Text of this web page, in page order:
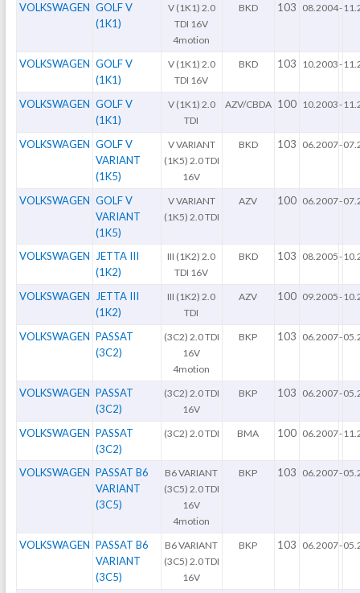
VOLKSWAGEN GOLF V
(1K1)
V (1K1) 2.0
TDI 16V
4motion
BKD 103 08.2004-
VOLKSWAGEN GOLF V
(1K1)
V (1K1) 2.0
TDI 16V
BKD 103 10.2003-
VOLKSWAGEN GOLF V
(1K1)
V (1K1) 2.0
TDI
AZV/CBDA 100 10.2003-
VOLKSWAGEN GOLF V
VARIANT
(1K5)
V VARIANT
(1K5) 2.0 TDI
16V
BKD 103 06.2007-
VOLKSWAGEN GOLF V
VARIANT
(1K5)
V VARIANT
(1K5) 2.0 TDI
AZV 100 06.2007-
VOLKSWAGEN
JETTA III
(1K2)
III (1K2) 2.0
TDI 16V
BKD 103 08.2005-
VOLKSWAGEN
JETTA III
(1K2)
III (1K2) 2.0
TDI
AZV 100 09.2005-
VOLKSWAGEN PASSAT
(3C2)
(3C2) 2.0 TDI
16V
4motion
BKP 103 06.2007-
VOLKSWAGEN PASSAT
(3C2)
(3C2) 2.0 TDI
16V
BKP 103 06.2007-
VOLKSWAGEN PASSAT
(3C2)
(3C2) 2.0 TDI BMA 100 06.2007-
VOLKSWAGEN PASSAT B6
VARIANT
(3C5)
B6 VARIANT
(3C5) 2.0 TDI
16V
4motion
BKP 103 06.2007-
VOLKSWAGEN PASSAT B6
VARIANT
(3C5)
B6 VARIANT
(3C5) 2.0 TDI
16V
BKP 103 06.2007-